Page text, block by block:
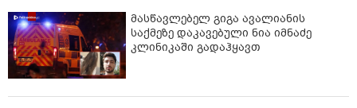
მასწავლებელ გიგა ავალიანის
საქმეზე დაკავებული ნია იმნაძე
კლინიკაში გადაჰყავთ